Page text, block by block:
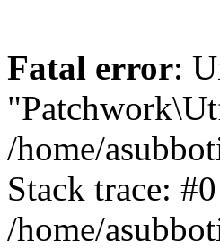
Fatal error:
/home/
Stack trace: #0
/home/